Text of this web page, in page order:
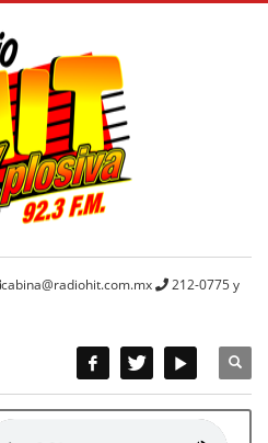
cabina@radiohit.com.mx
212-0775 y